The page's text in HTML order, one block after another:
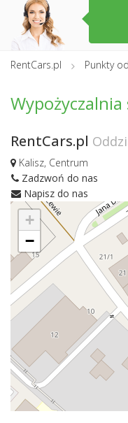
RentCars.pl Punkty
RentCars.pl
Kalisz, Centrum
Zadzwoń do nas
Napisz do nas
+
−